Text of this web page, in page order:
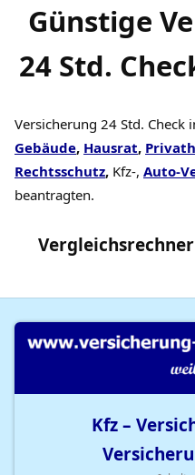
Günstige
24 Std.
Versicherung 24 Std. Check
Gebäude, Hausrat,
Rechtsschutz, Kfz-, Auto-
beantragten.
Vergleichsrechner
Kfz –